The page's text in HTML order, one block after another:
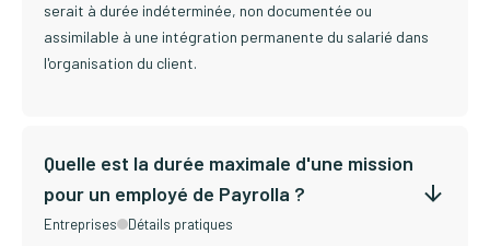
serait à durée indéterminée, non documentée ou
assimilable à une intégration permanente du salarié dans
l'organisation du client.
Quelle est la durée maximale d'une mission
pour un employé de Payrolla ?
Entreprises Détails pratiques